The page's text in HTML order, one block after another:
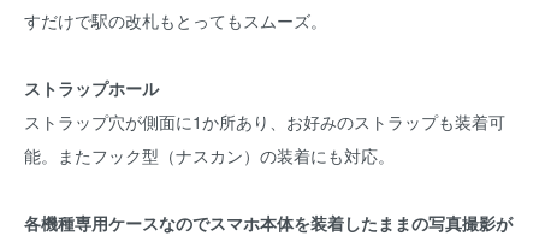
すだけで駅の改札もとってもスムーズ。
ストラップホール
ストラップ穴が側面に1か所あり、お好みのストラップも装着可
能。またフック型（ナスカン）の装着にも対応。
各機種専用ケースなのでスマホ本体を装着したままの写真撮影が